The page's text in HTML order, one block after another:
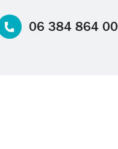
06 384 864 00